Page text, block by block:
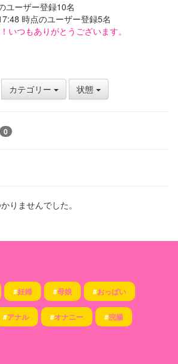
ユーザー登録10名
時点のユーザー登録5名
いつもありがとうございます。
カテゴリー 状態
0
りませんでした。
#妊婦 #母娘 #おっぱい
#アナル #オナニー #浣腸